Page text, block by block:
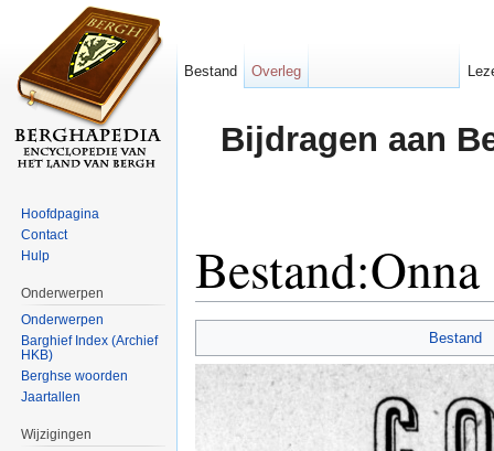
Bijdragen aan
Bestand
Bestand Overleg
Hoofdpagina
Contact
Hulp
Onderwerpen
Onderwerpen
Barghief Index (Archief
HKB)
Berghse woorden
Jaartallen
Wijzigingen